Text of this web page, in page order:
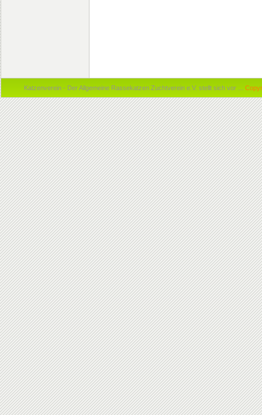
Katzenverein - Der Allgemeine Rassekatzen Zuchtverein e.V. stellt sich vor ...